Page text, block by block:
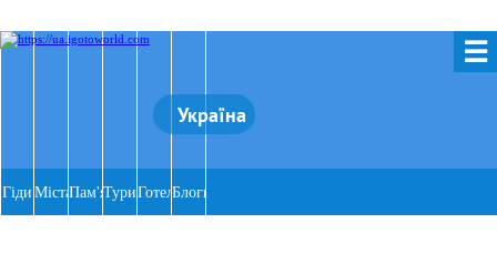
☰
Україна
Гіди МістаПам'ятки
ТуриГотеліБлоги